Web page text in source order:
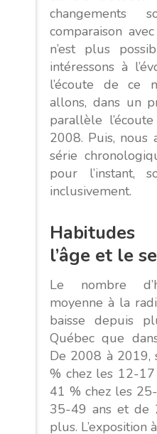
comparaison
n’est plus
intéressons à
l’écoute de ce
allons, dans un
parallèle
2008. Puis, nous
série
pour l’instant,
inclusivement.
Habitudes
l’âge et le
Le nombre
moyenne à la
baisse depuis
Québec que
De 2008 à 2019,
% chez les 12-
41 % chez les
35-49 ans et de
plus. L’exposition